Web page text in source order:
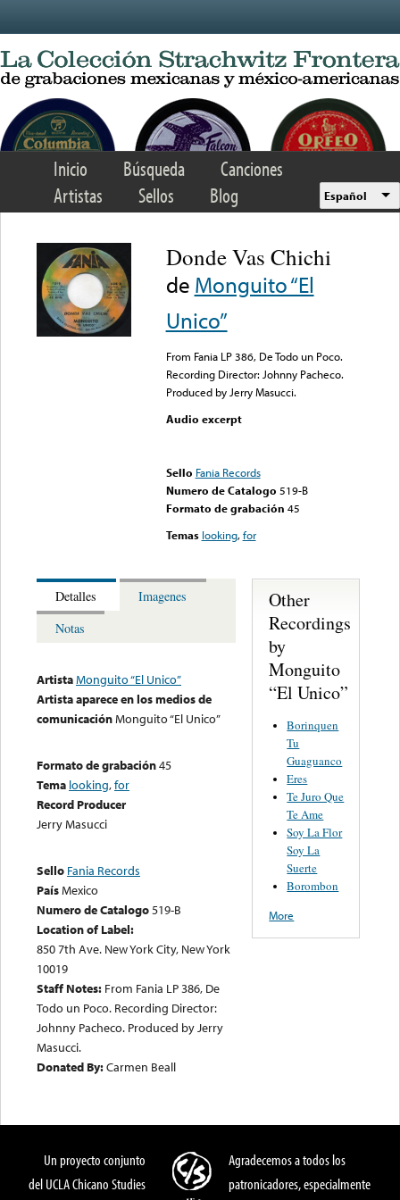
Inicio Búsqueda
Canciones
Artistas
Sellos Blog Español
Donde Vas Chichi
de Monguito “El
Unico”
From Fania LP 386, De Todo un Poco.
Recording Director: Johnny Pacheco.
Produced by Jerry Masucci.
Audio excerpt
Sello Fania Records
Numero de Catalogo 519-B
Formato de grabación 45
Temas looking,for
Detalles
Imagenes
Notas
ArtistaMonguito “El Unico”
Artista aparece en los medios de
comunicaciónMonguito “El Unico”
Formato de grabación45
Tema looking,for
Record Producer
Jerry Masucci
Sello Fania Records
PaísMexico
Numero de Catalogo519-B
Location of Label:
850 7th Ave. New York City, New York
10019
Staff Notes: From Fania LP 386, De
Todo un Poco. Recording Director:
Johnny Pacheco. Produced by Jerry
Masucci.
Donated By:Carmen Beall
Other
Recordings
by
Monguito
“El Unico”
Borinquen
Tu
Guaguanco
Eres
Te Juro Que
Te Ame
Soy La Flor
Soy La
Suerte
Borombon
More
Un proyecto conjunto
del UCLA Chicano Studies
Agradecemos a todos los
patronicadores, especialmente